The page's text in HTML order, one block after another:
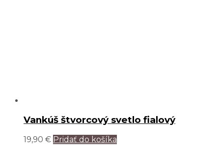
Vankúš štvorcový svetlo fialový
19,90 € Pridať do košíka